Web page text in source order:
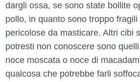
dargli ossa, se sono state bollite
pollo, in quanto sono troppo
pericolose da masticare. Altri cibi
potresti non conoscere sono
noce moscata o noce di
qualcosa che potrebbe farli